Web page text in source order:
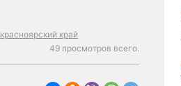
красноярский край
49 просмотров всего.